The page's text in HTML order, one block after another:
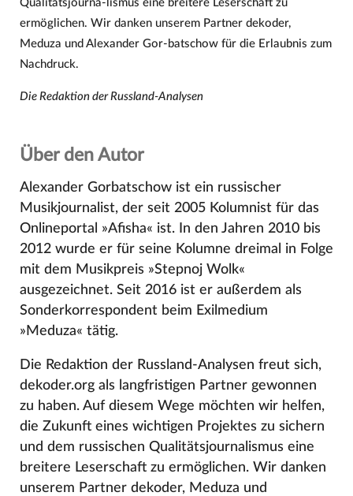
Qualitätsjourna-lismus eine breitere Leserschaft zu
ermöglichen. Wir danken unserem Partner dekoder,
Meduza und Alexander Gor-batschow für die Erlaubnis zum
Nachdruck.
Die Redaktion der Russland-Analysen
Über den Autor
Alexander Gorbatschow ist ein russischer
Musikjournalist, der seit 2005 Kolumnist für das
Onlineportal »Afisha« ist. In den Jahren 2010 bis
2012 wurde er für seine Kolumne dreimal in Folge
mit dem Musikpreis »Stepnoj Wolk«
ausgezeichnet. Seit 2016 ist er außerdem als
Sonderkorrespondent beim Exilmedium
»Meduza« tätig.
Die Redaktion der Russland-Analysen freut sich,
dekoder.org als langfristigen Partner gewonnen
zu haben. Auf diesem Wege möchten wir helfen,
die Zukunft eines wichtigen Projektes zu sichern
und dem russischen Qualitätsjournalismus eine
breitere Leserschaft zu ermöglichen. Wir danken
unserem Partner dekoder, Meduza und